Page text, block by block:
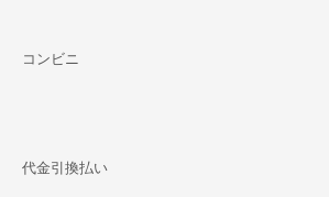
コンビニ
代金引換払い